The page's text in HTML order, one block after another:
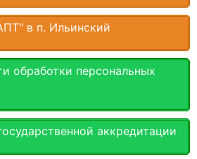
в п. Ильинский
обработки персональных
аккредитации